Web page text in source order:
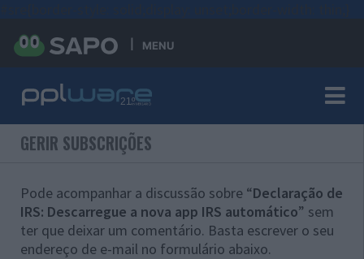
MENU
GERIR SUBSCRIÇÕES
Pode acompanhar a discussão sobre “Declaração de
IRS: Descarregue a nova app IRS automático” sem
ter que deixar um comentário. Basta escrever o seu
endereço de e-mail no formulário abaixo.